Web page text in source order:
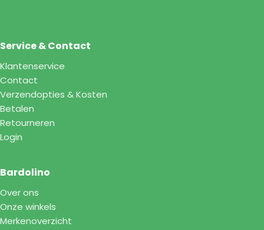
Service & Contact
Klantenservice
Contact
Verzendopties & Kosten
Betalen
Retourneren
Login
Bardolino
Over ons
Onze winkels
Merkenoverzicht